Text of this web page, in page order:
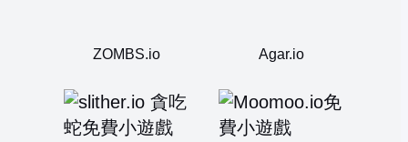
ZOMBS.io Agar.io